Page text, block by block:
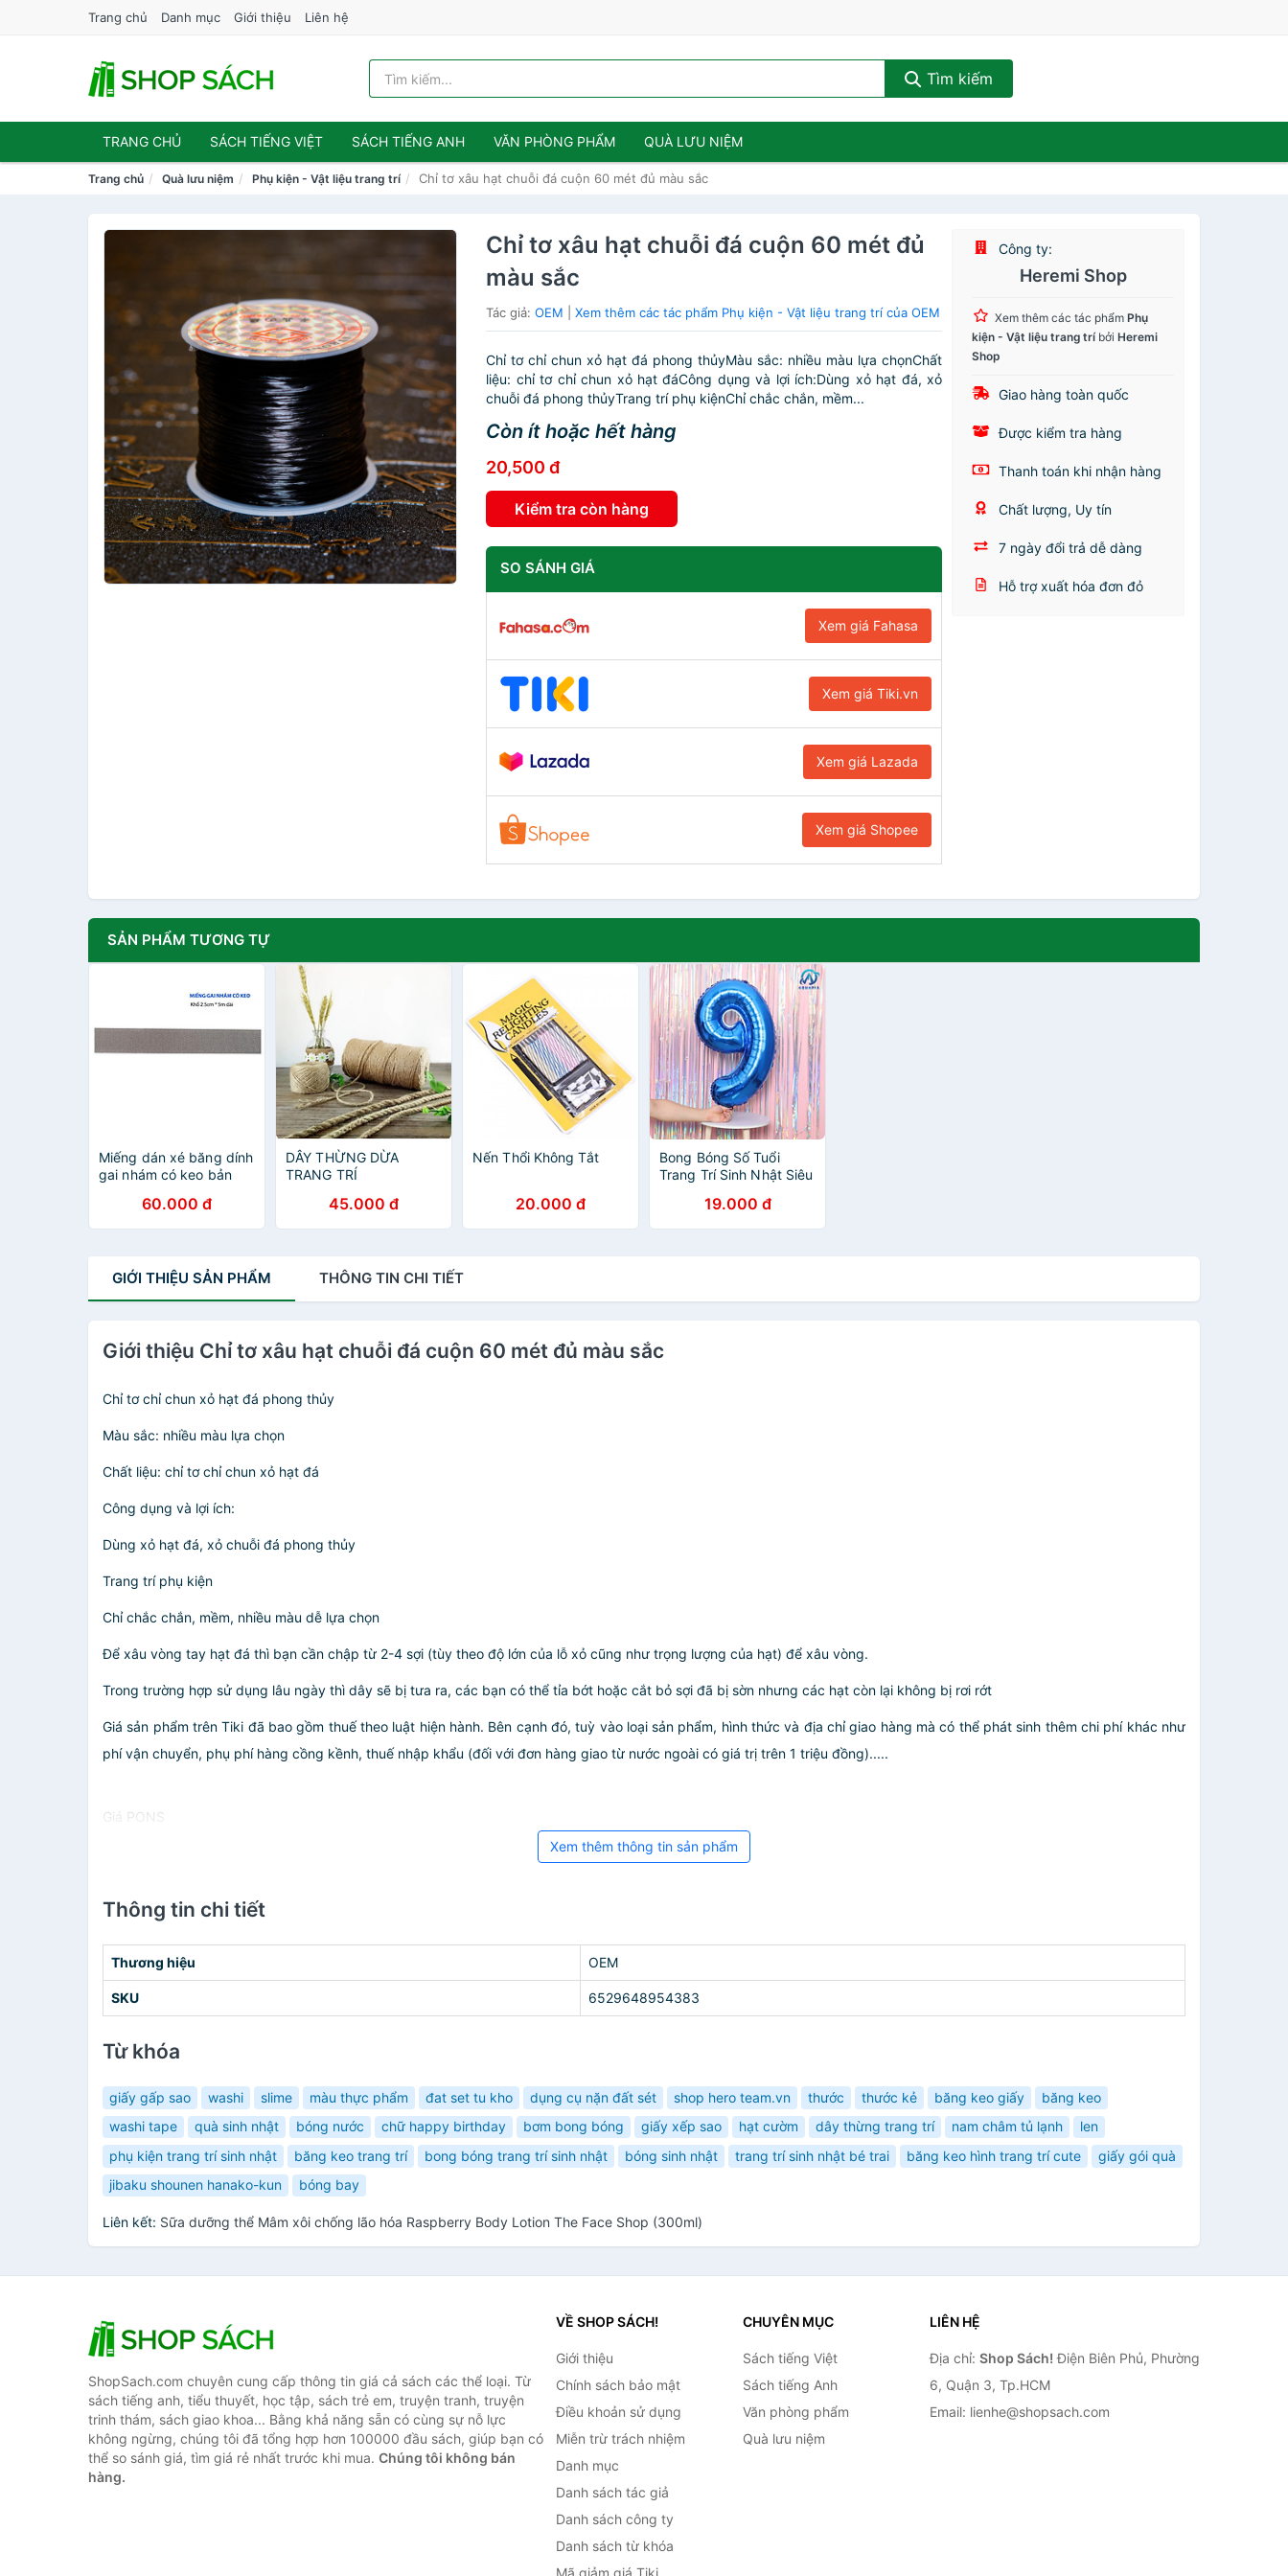
Trang chủ Danh mục Giới thiệu Liên hệ
Tìm kiếm
TRANG CHỦ SÁCH TIẾNG VIỆT SÁCH TIẾNG ANH VĂN PHÒNG PHẨM QUÀ LƯU NIỆM
Trang chủ Quà lưu niệm Phụ kiện - Vật liệu trang trí Chỉ tơ xâu hạt chuỗi đá cuộn 60 mét đủ màu sắc
Chỉ tơ xâu hạt chuỗi đá cuộn 60 mét đủ
màu sắc
Tác giả:OEM |Xem thêm các tác phẩm Phụ kiện - Vật liệu trang trí của OEM
Chỉ tơ chỉ chun xỏ hạt đá phong thủyMàu sắc: nhiều màu lựa chọnChất
liệu: chỉ tơ chỉ chun xỏ hạt đáCông dụng và lợi ích:Dùng xỏ hạt đá, xỏ
chuỗi đá phong thủyTrang trí phụ kiệnChỉ chắc chắn, mềm...
Còn ít hoặc hết hàng
20,500 đ
Kiểm tra còn hàng
SO SÁNH GIÁ
Xem giá Fahasa
Xem giá Tiki.vn
Xem giá Lazada
Xem giá Shopee
Công ty:
Heremi Shop
Xem thêm các tác phẩmPhụ
kiện - Vật liệu trang trí bởiHeremi
Shop
Giao hàng toàn quốc
Được kiểm tra hàng
Thanh toán khi nhận hàng
Chất lượng, Uy tín
7 ngày đổi trả dễ dàng
Hỗ trợ xuất hóa đơn đỏ
SẢN PHẨM TƯƠNG TỰ
Miếng dán xé băng dính
gai nhám có keo bản
(velcro tape/ khóa
nhám)
60.000 đ
DÂY THỪNG DỪA
TRANG TRÍ
45.000 đ
Nến Thổi Không Tắt
20.000 đ
Bong Bóng Số Tuổi
Trang Trí Sinh Nhật Siêu
19.000 đ
GIỚI THIỆU SẢN PHẨM THÔNG TIN CHI TIẾT
Giới thiệu Chỉ tơ xâu hạt chuỗi đá cuộn 60 mét đủ màu sắc
Chỉ tơ chỉ chun xỏ hạt đá phong thủy
Màu sắc: nhiều màu lựa chọn
Chất liệu: chỉ tơ chỉ chun xỏ hạt đá
Công dụng và lợi ích:
Dùng xỏ hạt đá, xỏ chuỗi đá phong thủy
Trang trí phụ kiện
Chỉ chắc chắn, mềm, nhiều màu dễ lựa chọn
Để xâu vòng tay hạt đá thì bạn cần chập từ 2-4 sợi (tùy theo độ lớn của lỗ xỏ cũng như trọng lượng của hạt) để xâu vòng.
Trong trường hợp sử dụng lâu ngày thì dây sẽ bị tưa ra, các bạn có thể tỉa bớt hoặc cắt bỏ sợi đã bị sờn nhưng các hạt còn lại không bị rơi rớt
Giá sản phẩm trên Tiki đã bao gồm thuế theo luật hiện hành. Bên cạnh đó, tuỳ vào loại sản phẩm, hình thức và địa chỉ giao hàng mà có thể phát sinh thêm chi phí khác như
phí vận chuyển, phụ phí hàng cồng kềnh, thuế nhập khẩu (đối với đơn hàng giao từ nước ngoài có giá trị trên 1 triệu đồng).....
Giá PONS
Xem thêm thông tin sản phẩm
Thông tin chi tiết
Thương hiệu OEM
SKU 6529648954383
Từ khóa
giấy gấp sao washi slime màu thực phẩm đat set tu kho dụng cụ nặn đất sét shop hero team.vn thước thước kẻ băng keo giấy
băng keo
washi tape
quà sinh nhật bóng nước chữ happy birthday bơm bong bóng giấy xếp sao hạt cườm dây thừng trang trí nam châm tủ lạnh
len
phụ kiện trang trí sinh nhật
băng keo trang trí bong bóng trang trí sinh nhật bóng sinh nhật trang trí sinh nhật bé trai băng keo hình trang trí cute
giấy gói quà
jibaku shounen hanako-kun
bóng bay
Liên kết: Sữa dưỡng thể Mâm xôi chống lão hóa Raspberry Body Lotion The Face Shop (300ml)
ShopSach.com chuyên cung cấp thông tin giá cả sách các thể loại. Từ
sách tiếng anh, tiểu thuyết, học tập, sách trẻ em, truyện tranh, truyện
trinh thám, sách giao khoa... Bằng khả năng sẵn có cùng sự nỗ lực
không ngừng, chúng tôi đã tổng hợp hơn 100000 đầu sách, giúp bạn có
thể so sánh giá, tìm giá rẻ nhất trước khi mua. Chúng tôi không bán
hàng.
VỀ SHOP SÁCH!
Giới thiệu
Chính sách bảo mật
Điều khoản sử dụng
Miễn trừ trách nhiệm
Danh mục
Danh sách tác giả
Danh sách công ty
Danh sách từ khóa
Mã giảm giá Tiki
CHUYÊN MỤC
Sách tiếng Việt
Sách tiếng Anh
Văn phòng phẩm
Quà lưu niệm
LIÊN HỆ
Địa chỉ: Shop Sách! Điện Biên Phủ, Phường
6, Quận 3, Tp.HCM
Email: lienhe@shopsach.com